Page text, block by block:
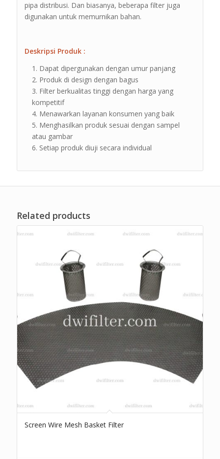
pipa distribusi. Dan biasanya, beberapa filter juga
digunakan untuk memurnikan bahan.
Deskripsi Produk :
Dapat dipergunakan dengan umur panjang
Produk di design dengan bagus
Filter berkualitas tinggi dengan harga yang
kompetitif
Menawarkan layanan konsumen yang baik
Menghasilkan produk sesuai dengan sampel
atau gambar
Setiap produk diuji secara individual
Related products
Screen Wire Mesh Basket Filter